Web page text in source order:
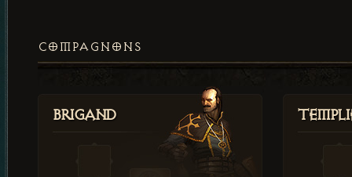
COMPAGNONS
Brigand